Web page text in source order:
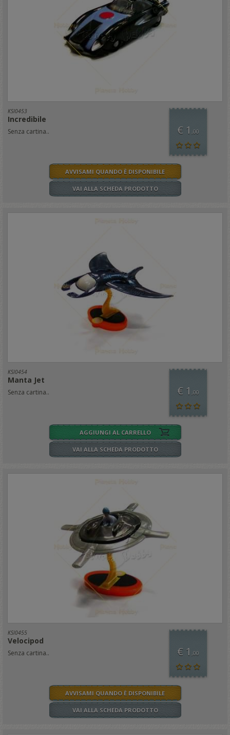
KSI0453
Incredibile
Senza cartina.. € 1 ,00
AVVISAMI QUANDO È DISPONIBILE
VAI ALLA SCHEDA PRODOTTO
KSI0454
Manta Jet
Senza cartina.. € 1 ,00
AGGIUNGI AL CARRELLO
VAI ALLA SCHEDA PRODOTTO
KSI0455
Velocipod
Senza cartina.. € 1 ,00
AVVISAMI QUANDO È DISPONIBILE
VAI ALLA SCHEDA PRODOTTO